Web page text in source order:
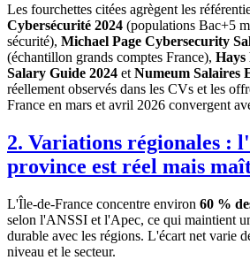
Les fourchettes citées agrègent les
Cybersécurité 2024 (populations Bac+5
sécurité), Michael Page Cybersecurity
(échantillon grands comptes France), Hays
Salary Guide 2024 et Numeum Salaires
réellement observés dans les CVs et les
France en mars et avril 2026 convergent
2. Variations régionales :
province est réel mais
L'Île-de-France concentre environ 60 %
selon l'ANSSI et l'Apec, ce qui maintient
durable avec les régions. L'écart net varie
niveau et le secteur.